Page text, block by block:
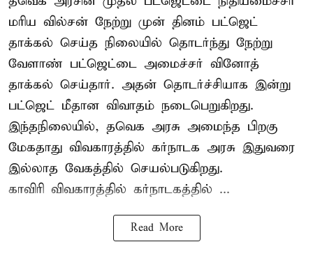
மரிய வில்சன் நேற்று முன் தினம் பட்ஜெட்
தாக்கல் செய்த நிலையில் தொடர்ந்து நேற்று
வேளாண் பட்ஜெட்டை அமைச்சர் வினோத்
தாக்கல் செய்தார். அதன் தொடர்ச்சியாக இன்று
பட்ஜெட் மீதான விவாதம் நடைபெறுகிறது.
இந்தநிலையில், தவெக அரசு அமைந்த பிறகு
மேகதாது விவகாரத்தில் கர்நாடக அரசு இதுவரை
இல்லாத வேகத்தில் செயல்படுகிறது.
காவிரி விவகாரத்தில் கர்நாடகத்தில் ...
Read More